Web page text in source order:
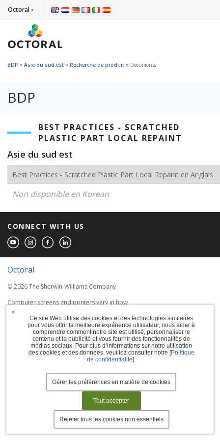
Octoral ›
BDP » Asie du sud est » Recherche de produit » Documents
BDP
BEST PRACTICES - SCRATCHED
PLASTIC PART LOCAL REPAINT
Asie du sud est
Best Practices - Scratched Plastic Part Local Repaint en Anglais
Non disponible en Korean
CONNECT WITH US
Octoral
© 2026 The Sherwin-Williams Company
Computer screens and printers vary in how
colors are displayed, so the colors you see
may not match the coating's actual color.
Terms of Use
Privacy Policy
Accessibility Statement
Manage Cookies
Ce site Web utilise des cookies et des technologies similaires
pour vous offrir la meilleure expérience utilisateur, nous aider à
comprendre comment notre site est utilisé, personnaliser le
contenu et la publicité et vous fournir des fonctionnalités de
médias sociaux. Pour plus d’informations sur notre utilisation
des cookies et des données, veuillez consulter notre [Politique
de confidentialité].
Gérer les préférences en matière de cookies
Tout accepter
Rejeter tous les cookies non essentiels
×